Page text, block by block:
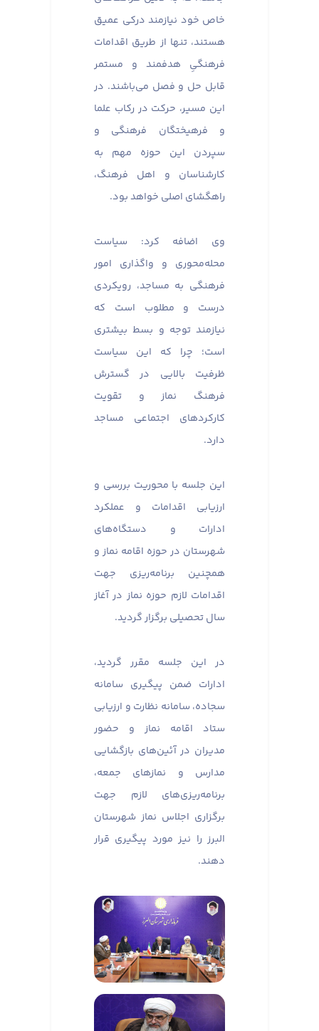
خاص خود نیازمند درکی عمیق
هستند، تنها از طریق اقدامات
فرهنگیِ هدفمند و مستمر
قابل حل و فصل می‌باشند. در
این مسیر، حرکت در رکاب علما
و فرهیختگان فرهنگی و
سپردن این حوزه مهم به
کارشناسان و اهل فرهنگ،
راهگشای اصلی خواهد بود.
وی اضافه کرد: سیاست
محله‌محوری و واگذاری امور
فرهنگی به مساجد، رویکردی
درست و مطلوب است که
نیازمند توجه و بسط بیشتری
است؛ چرا که این سیاست
ظرفیت بالایی در گسترش
فرهنگ نماز و تقویت
کارکردهای اجتماعی مساجد
دارد.
این جلسه با محوریت بررسی و
ارزیابی اقدامات و عملکرد
ادارات و دستگاه‌های
شهرستان در حوزه اقامه نماز و
همچنین برنامه‌ریزی جهت
اقدامات لازم حوزه نماز در آغاز
سال تحصیلی برگزار گردید.
در این جلسه مقرر گردید،
ادارات ضمن پیگیری سامانه
سجاده، سامانه نظارت و ارزیابی
ستاد اقامه نماز و حضور
مدیران در آئین‌های بازگشایی
مدارس و نماز‌های جمعه،
برنامه‌ریزی‌های لازم جهت
برگزاری اجلاس نماز شهرستان
البرز را نیز مورد پیگیری قرار
دهند.